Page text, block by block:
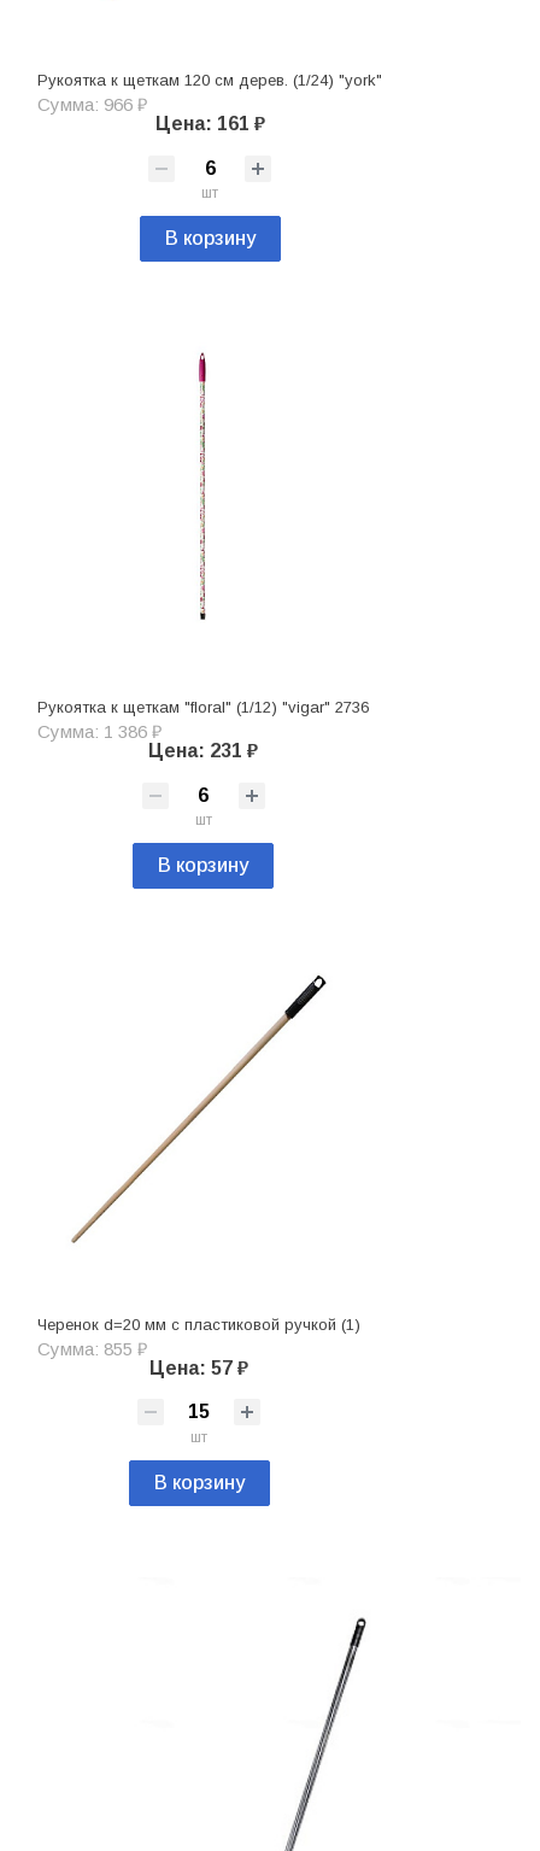
Рукоятка к щеткам 120 см дерев. (1/24) "york"
Сумма: 966 ₽
Цена: 161 ₽
шт
В корзину
Рукоятка к щеткам "floral" (1/12) "vigar" 2736
Сумма: 1 386 ₽
Цена: 231 ₽
шт
В корзину
Черенок d=20 мм с пластиковой ручкой (1)
Сумма: 855 ₽
Цена: 57 ₽
шт
В корзину